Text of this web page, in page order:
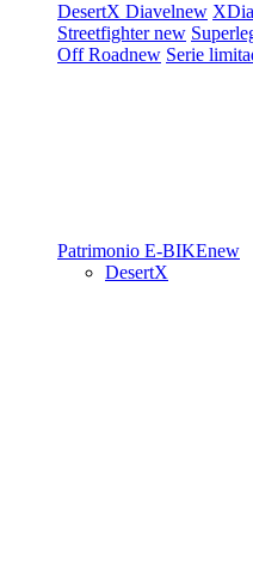
DesertX Diavelnew
Streetfighternew
Off Roadnew Serie
Patrimonio E-BIKEnew
DesertX